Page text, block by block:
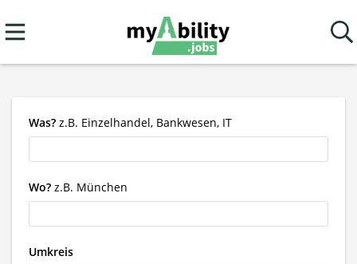
Was? z.B. Einzelhandel, Bankwesen, IT
Wo? z.B. München
Umkreis